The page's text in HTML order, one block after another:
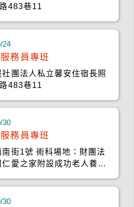
路483巷11
24
務員專班
團法人私立馨安住宿長照
路483巷11
30
務員專班
南街1號 術科場地：財團法
愛之家附設成功老人養護
30